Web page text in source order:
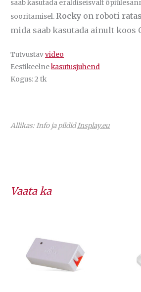
saab kasutada eraldiseisvalt
sooritamisel.Rocky on roboti
mida saab kasutada ainult koos
Tutvustavvideo
Eestikeelnekasutusjuhend
Kogus: 2 tk
Allikas: Info ja pildidInsplay.eu
Vaata ka